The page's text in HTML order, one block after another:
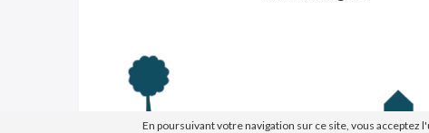
En poursuivant votre navigation sur ce site, vous